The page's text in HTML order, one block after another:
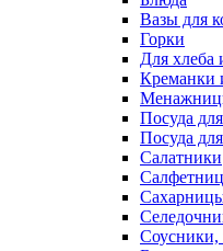
Вазы для
Горки
Для хлеба
Креманки
Посуда
Посуда
Салатники
Соусники,